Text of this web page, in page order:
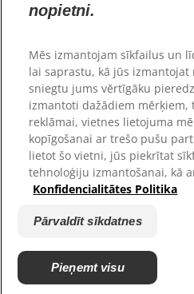
© 2025 Hill's Pet
All rights reserved.
As used herein,
in the U.S. only;
geographies may be
subject to our terms.
Noteikumi un nosacījumi
Juridiskā un privātuma
nopietni.
Mēs izmantojam sīkfailus un
lai saprastu, kā jūs
sniegtu jums vērtīgāku
izmantoti dažādiem mērķiem,
reklāmai, vietnes lietojuma
kopīgošanai ar trešo pušu
lietot šo vietni, jūs piekrītat
tehnoloģiju izmantošanai, kā
Konfidencialitātes Politika
Pārvaldīt sīkdatnes
Pieņemt visu